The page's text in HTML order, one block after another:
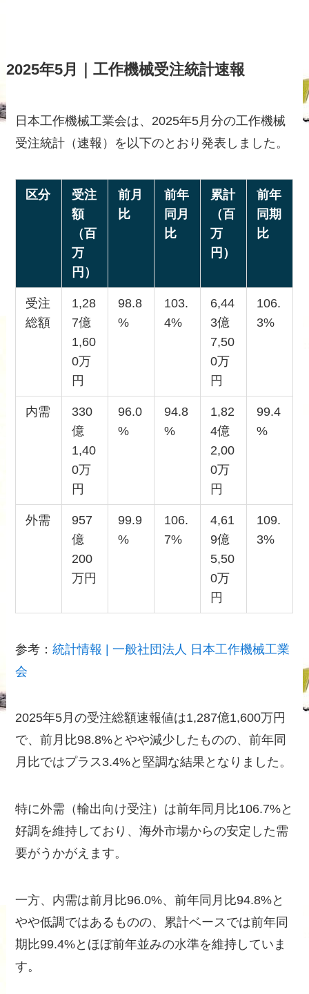
2025年5月｜工作機械受注統計速報
日本工作機械工業会は、2025年5月分の工作機械
受注統計（速報）を以下のとおり発表しました。
区分
受注
額
（百
万
円）
前月
比
前年
同月
比
累計
（百
万
円）
前年
同期
比
受注
総額
1,28
7億
1,60
0万
円
98.8
%
103.
4%
6,44
3億
7,50
0万
円
106.
3%
内需
330
億
1,40
0万
円
96.0
%
94.8
%
1,82
4億
2,00
0万
円
99.4
%
外需
957
億
200
万円
99.9
%
106.
7%
4,61
9億
5,50
0万
円
109.
3%
参考：統計情報 | 一般社団法人 日本工作機械工業
会
2025年5月の受注総額速報値は1,287億1,600万円
で、前月比98.8%とやや減少したものの、前年同
月比ではプラス3.4%と堅調な結果となりました。
特に外需（輸出向け受注）は前年同月比106.7%と
好調を維持しており、海外市場からの安定した需
要がうかがえます。
一方、内需は前月比96.0%、前年同月比94.8%と
やや低調ではあるものの、累計ベースでは前年同
期比99.4%とほぼ前年並みの水準を維持していま
す。